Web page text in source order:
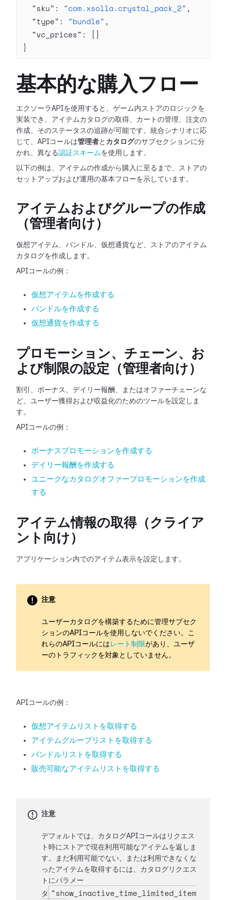
  "sku"
: "com.xsolla.crystal_pack_2" ,
  "type"
: "bundle" ,
  "vc_prices"
: []
}
基本的な購入フロー
エクソーラAPIを使用すると、ゲーム内ストアのロジックを
実装でき、アイテムカタログの取得、カートの管理、注文の
作成、そのステータスの追跡が可能です。統合シナリオに応
じて、APIコールは管理者と カタログのサブセクションに分
かれ、異なる認証スキームを使用します。
以下の例は、アイテムの作成から購入に至るまで、ストアの
セットアップおよび運用の基本フローを示しています。
アイテムおよびグループの作成
（管理者向け）
仮想アイテム、バンドル、仮想通貨など、ストアのアイテム
カタログを作成します。
APIコールの例：
仮想アイテムを作成する
バンドルを作成する
仮想通貨を作成する
プロモーション、チェーン、お
よび制限の設定（管理者向け）
割引、ボーナス、デイリー報酬、またはオファーチェーンな
ど、ユーザー獲得および収益化のためのツールを設定しま
す。
APIコールの例：
ボーナスプロモーションを作成する
デイリー報酬を作成する
ユニークなカタログオファープロモーションを作成
する
アイテム情報の取得（クライア
ント向け）
アプリケーション内でのアイテム表示を設定します。
注意
ユーザーカタログを構築するために管理サブセク
ションのAPIコールを使用しないでください。こ
れらのAPIコールには レート制限があり、ユーザ
ーのトラフィックを対象としていません。
APIコールの例：
仮想アイテムリストを取得する
アイテムグループリストを取得する
バンドルリストを取得する
販売可能なアイテムリストを取得する
注意
デフォルトでは、カタログAPIコールはリクエス
ト時にストアで現在利用可能なアイテムを返しま
す。まだ利用可能でない、または利用できなくな
ったアイテムを取得するには、カタログリクエス
トにパラメー
タ
"show_inactive_time_limited_item